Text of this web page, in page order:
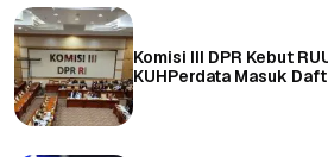
Komisi III DPR Kebut
KUHPerdata Masuk